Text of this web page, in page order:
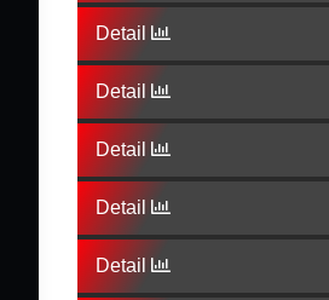
Detail
Detail
Detail
Detail
Detail